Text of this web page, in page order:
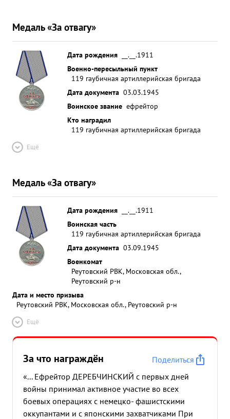
Медаль «За отвагу»
Дата рождения
__.__.1911
Военно-пересыльный пункт
119 гаубичная артиллерийская бригада
Дата документа 03.03.1945
Воинское звание ефрейтор
Кто наградил
119 гаубичная артиллерийская бригада
Ещё
Медаль «За отвагу»
Дата рождения
__.__.1911
Воинская часть
119 гаубичная артиллерийская бригада
Дата документа 03.09.1945
Военкомат
Реутовский РВК, Московская обл.,
Реутовский р-н
Дата и место призыва
Реутовский РВК, Московская обл., Реутовский р-н
Ещё
За что награждён
Поделиться
«... Ефрейтор ДЕРЕБЧИНСКИЙ с первых дней
войны принимал активное участие во всех
боевых операциях с немецко- фашистскими
оккупантами и с японскими захватчиками При